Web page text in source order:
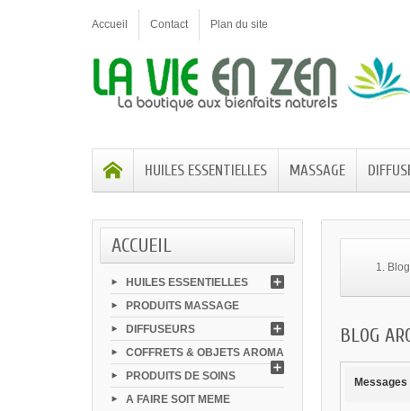
Accueil Contact Plan du site
HUILES ESSENTIELLES MASSAGE
ACCUEIL
HUILES ESSENTIELLES
PRODUITS MASSAGE
DIFFUSEURS
COFFRETS & OBJETS AROMA
PRODUITS DE SOINS
A FAIRE SOIT MEME
BLOG
Messages